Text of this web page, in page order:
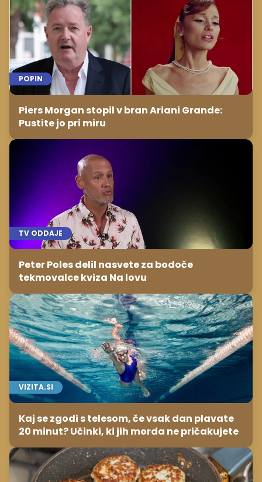
POPIN
Piers Morgan stopil v bran Ariani Grande:
Pustite jo pri miru
TV ODDAJE
Peter Poles delil nasvete za bodoče
tekmovalce kviza Na lovu
VIZITA.SI
Kaj se zgodi s telesom, če vsak dan plavate
20 minut? Učinki, ki jih morda ne pričakujete